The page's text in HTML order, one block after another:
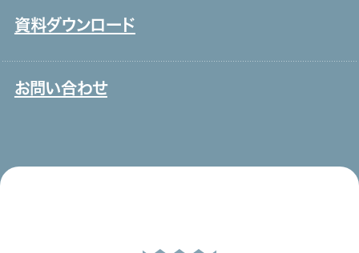
外国人雇用
資料ダウンロード
お問い合わせ